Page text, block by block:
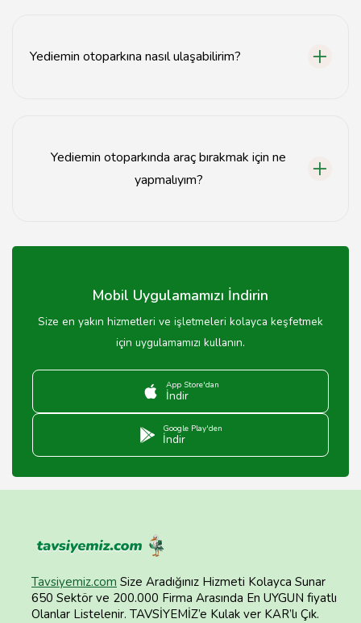
Yediemin otoparkına nasıl ulaşabilirim?
Yediemin otoparkında araç bırakmak için ne
yapmalıyım?
belgelerle birlikte otoparka başvurmanız yeterlidir.
Mobil Uygulamamızı İndirin
Size en yakın hizmetleri ve işletmeleri kolayca keşfetmek
için uygulamamızı kullanın.
App Store'dan
İndir
Google Play'den
İndir
Tavsiyemiz.com Size Aradığınız Hizmeti Kolayca Sunar
650 Sektör ve 200.000 Firma Arasında En UYGUN fiyatlı
Olanlar Listelenir. TAVSİYEMİZ’e Kulak ver KAR’lı Çık.